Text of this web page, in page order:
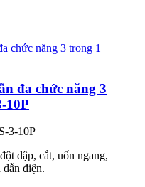
đa chức năng 3
10P
3-10P
dập, cắt, uốn ngang,
điện.